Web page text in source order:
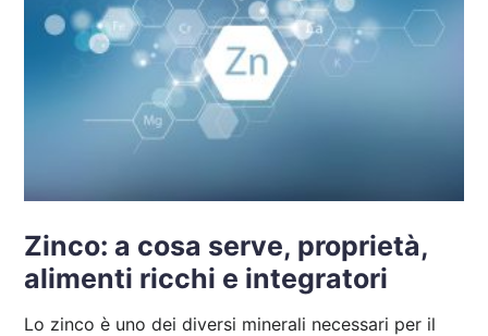
Zinco: a cosa serve, proprietà,
alimenti ricchi e integratori
Lo zinco è uno dei diversi minerali necessari per il